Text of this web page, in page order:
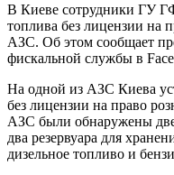
В Киеве сотрудники ГУ
топлива без лицензии на
АЗС. Об этом сообщает
фискальной службы в
На одной из АЗС Киева
без лицензии на право
АЗС были обнаружены
два резервуара для
дизельное топливо и